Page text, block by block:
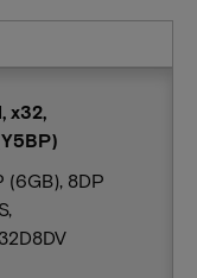
x32,
(6GB), 8DP